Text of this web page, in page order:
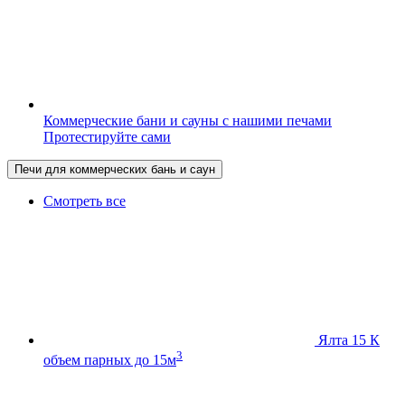
Коммерческие бани и сауны с нашими печами
Протестируйте сами
Печи для коммерческих бань и саун
Смотреть все
Ялта 15 К
объем парных до 15м3